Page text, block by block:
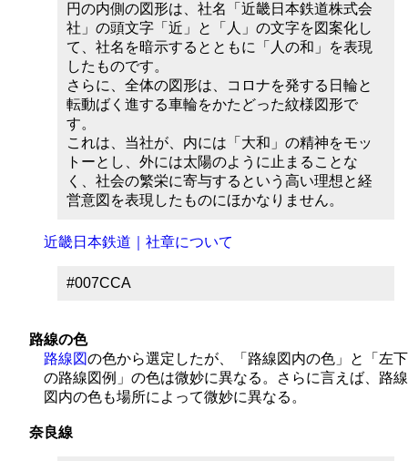
円の内側の図形は、社名「近畿日本鉄道株式会
社」の頭文字「近」と「人」の文字を図案化し
て、社名を暗示するとともに「人の和」を表現
したものです。
さらに、全体の図形は、コロナを発する日輪と
転動ばく進する車輪をかたどった紋様図形で
す。
これは、当社が、内には「大和」の精神をモッ
トーとし、外には太陽のように止まることな
く、社会の繁栄に寄与するという高い理想と経
営意図を表現したものにほかなりません。
近畿日本鉄道｜社章について
#007CCA
路線の色
路線図の色から選定したが、「路線図内の色」と「左下
の路線図例」の色は微妙に異なる。さらに言えば、路線
図内の色も場所によって微妙に異なる。
奈良線